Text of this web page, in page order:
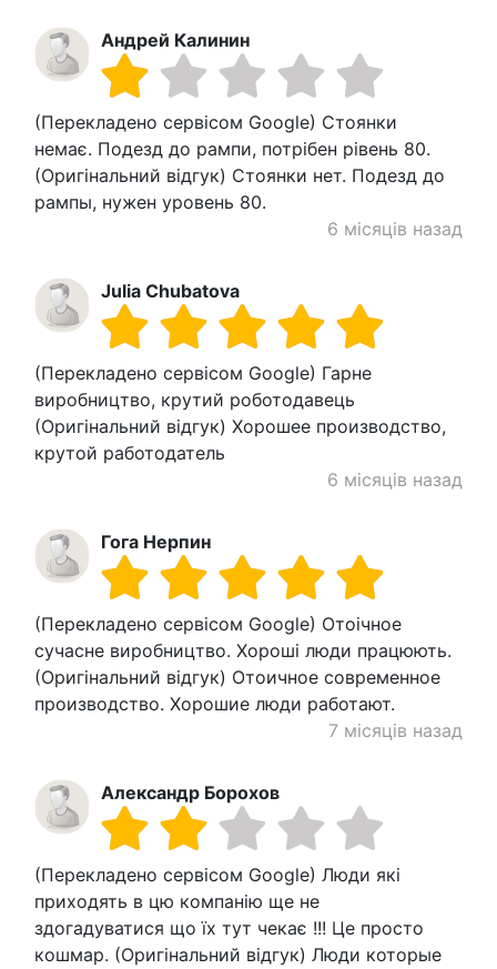
Андрей Калинин
(Перекладено сервісом Google) Стоянки
немає. Подезд до рампи, потрібен рівень 80.
(Оригінальний відгук) Стоянки нет. Подезд до
рампы, нужен уровень 80.
6 місяців назад
Julia Chubatova
(Перекладено сервісом Google) Гарне
виробництво, крутий роботодавець
(Оригінальний відгук) Хорошее производство,
крутой работодатель
6 місяців назад
Гога Нерпин
(Перекладено сервісом Google) Отоічное
сучасне виробництво. Хороші люди працюють.
(Оригінальний відгук) Отоичное современное
производство. Хорошие люди работают.
7 місяців назад
Александр Борохов
(Перекладено сервісом Google) Люди які
приходять в цю компанію ще не
здогадуватися що їх тут чекає !!! Це просто
кошмар. (Оригінальний відгук) Люди которые